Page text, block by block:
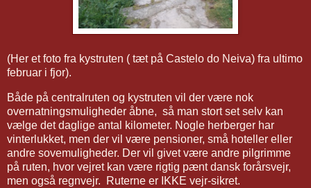
(Her et foto fra kystruten ( tæt på Castelo do Neiva) fra ultimo
februar i fjor).
Både på centralruten og kystruten vil der være nok
overnatningsmuligheder åbne, så man stort set selv kan
vælge det daglige antal kilometer. Nogle herberger har
vinterlukket, men der vil være pensioner, små hoteller eller
andre sovemuligheder. Der vil givet være andre pilgrimme
på ruten, hvor vejret kan være rigtig pænt dansk forårsvejr,
men også regnvejr. Ruterne er IKKE vejr-sikret.